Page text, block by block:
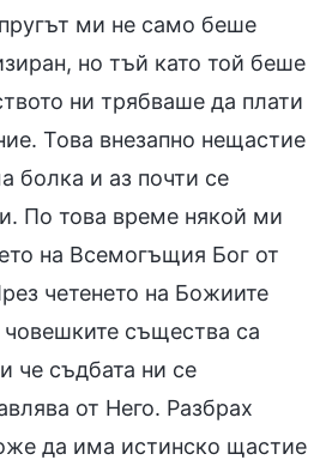
ми не само беше
но тъй като той беше
ни трябваше да плати
Това внезапно нещастие
болка и аз почти се
По това време някой ми
на Всемогъщия Бог от
четенето на Божиите
човешките същества са
че съдбата ни се
от Него. Разбрах
да има истинско щастие